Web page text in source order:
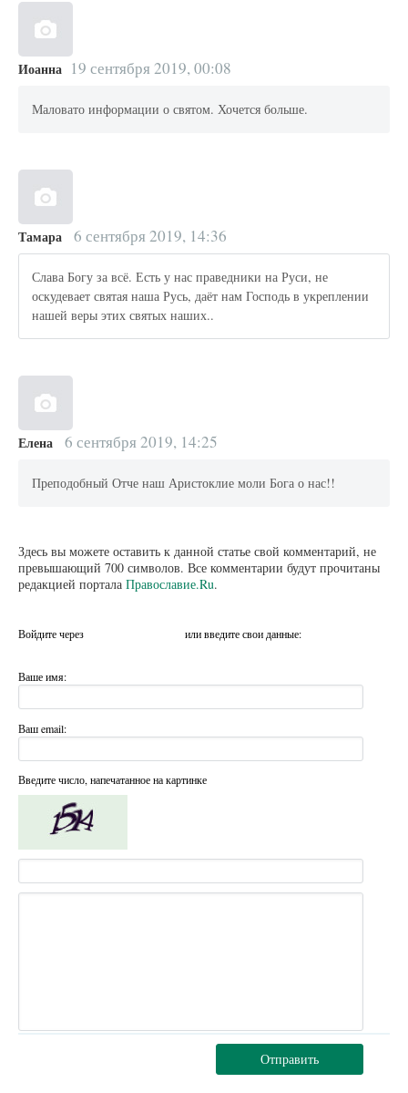
Иоанна 19 сентября 2019, 00:08
Маловато информации о святом. Хочется больше.
Тамара 6 сентября 2019, 14:36
Слава Богу за всё. Есть у нас праведники на Руси, не
оскудевает святая наша Русь, даёт нам Господь в укреплении
нашей веры этих святых наших..
Елена 6 сентября 2019, 14:25
Преподобный Отче наш Аристоклие моли Бога о нас!!
Здесь вы можете оставить к данной статье свой комментарий, не
превышающий 700 символов. Все комментарии будут прочитаны
редакцией портала Православие.Ru.
Войдите через или введите свои данные:
Ваше имя:
Ваш email:
Введите число, напечатанное на картинке
Отправить